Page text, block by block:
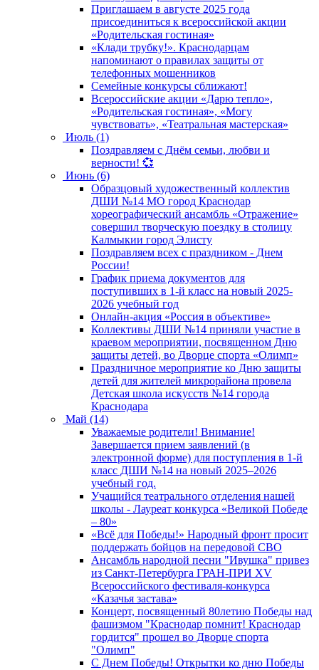
Приглашаем в августе 2025 года
присоединиться к всероссийской акции
«Родительская гостиная»
«Клади трубку!». Краснодарцам
напоминают о правилах защиты от
телефонных мошенников
Семейные конкурсы сближают!
Всероссийские акции «Дарю тепло»,
«Родительская гостиная», «Могу
чувствовать», «Театральная мастерская»
Июль (1)
Поздравляем с Днём семьи, любви и
верности! 💞
Июнь (6)
Образцовый художественный коллектив
ДШИ №14 МО город Краснодар
хореографический ансамбль «Отражение»
совершил творческую поездку в столицу
Калмыкии город Элисту
Поздравляем всех с праздником - Днем
России!
График приема документов для
поступивших в 1-й класс на новый 2025-
2026 учебный год
Онлайн-акция «Россия в объективе»
Коллективы ДШИ №14 приняли участие в
краевом мероприятии, посвященном Дню
защиты детей, во Дворце спорта «Олимп»
Праздничное мероприятие ко Дню защиты
детей для жителей микрорайона провела
Детская школа искусств №14 города
Краснодара
Май (14)
Уважаемые родители! Внимание!
Завершается прием заявлений (в
электронной форме) для поступления в 1-й
класс ДШИ №14 на новый 2025–2026
учебный год.
Учащийся театрального отделения нашей
школы - Лауреат конкурса «Великой Победе
– 80»
«Всё для Победы!» Народный фронт просит
поддержать бойцов на передовой СВО
Ансамбль народной песни "Ивушка" привез
из Санкт-Петербурга ГРАН-ПРИ XV
Всероссийского фестиваля-конкурса
«Казачья застава»
Концерт, посвященный 80летию Победы над
фашизмом "Краснодар помнит! Краснодар
гордится" прошел во Дворце спорта
"Олимп"
С Днем Победы! Открытки ко дню Победы